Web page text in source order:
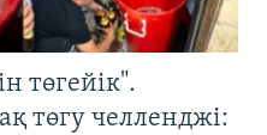
төгейік".
төгу челленджі: